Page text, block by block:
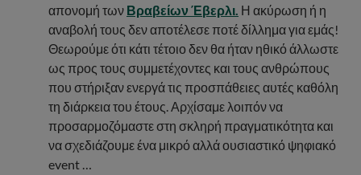
απονομή των Βραβείων Έβερλι. Η ακύρωση ή η
αναβολή τους δεν αποτέλεσε ποτέ δίλλημα για εμάς!
Θεωρούμε ότι κάτι τέτοιο δεν θα ήταν ηθικό άλλωστε
ως προς τους συμμετέχοντες και τους ανθρώπους
που στήριξαν ενεργά τις προσπάθειες αυτές καθόλη
τη διάρκεια του έτους. Αρχίσαμε λοιπόν να
προσαρμοζόμαστε στη σκληρή πραγματικότητα και
να σχεδιάζουμε ένα μικρό αλλά ουσιαστικό ψηφιακό
event …